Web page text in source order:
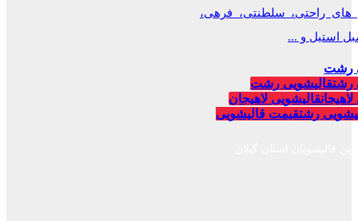
های راحتی، سلطنتی، فرهی،
استیل و ...
رشت
رشتقالیشویی رشت
قالیشویی لاهیجان
رشتقیمت قالیشویی